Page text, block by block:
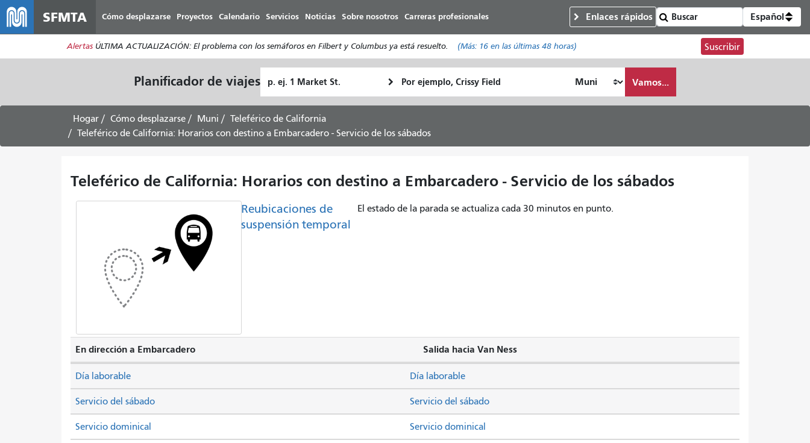
al
contenido
principal
SFMTA Cómo desplazarse Proyectos Calendario Servicios Noticias Sobre nosotros Carreras profesionales Enlaces rápidos Español
Alertas ÚLTIMA ACTUALIZACIÓN: El problema con los semáforos en Filbert y Columbus ya está resuelto. (Más: 16en las últimas 48 horas) Suscribir
Planificador de viajes de
partida
Cómo
quiero
Vamos...
Hogar Cómo desplazarse Muni
Teleférico de California
Teleférico de California: Horarios con destino a Embarcadero - Servicio de los sábados
Teleférico de California: Horarios con destino a Embarcadero - Servicio de los sábados
Reubicaciones de
suspensión temporal
El estado de la parada se actualiza cada 30 minutos en punto.
En dirección a Embarcadero Salida hacia Van Ness
Servicio del sábado Servicio del sábado
Servicio dominical Servicio dominical
Día laborable Día laborable